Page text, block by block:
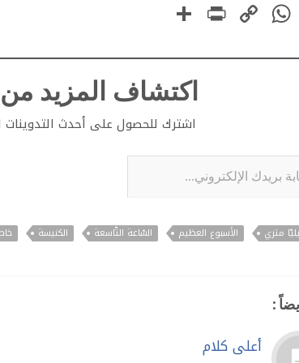
Facebook
WhatsApp
Copy
PrintFriendly
اكتشاف المزيد من
اشترك للحصول على أحدث التدوينات
متري الأسبوع العظيم السّاعة التّاسعة الكنيسة
:
أعلى كلام